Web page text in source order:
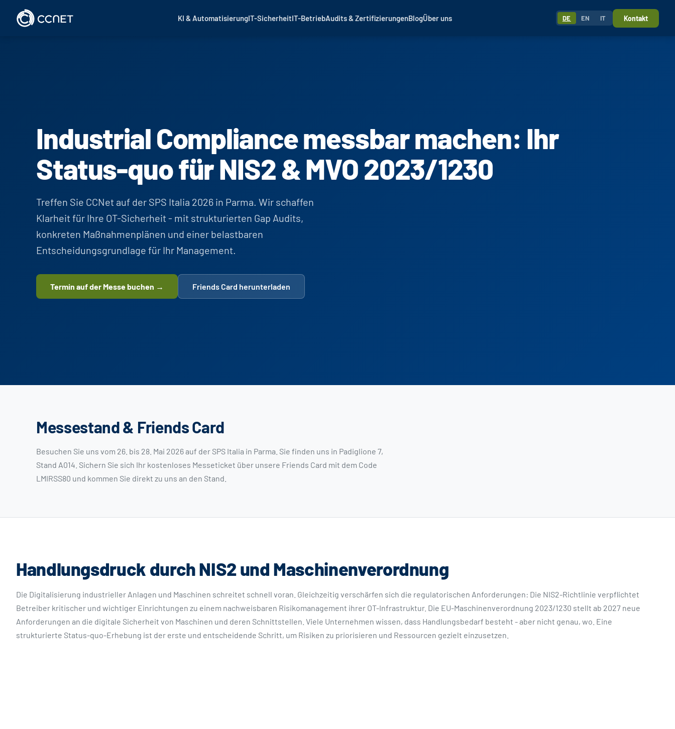
KI & AutomatisierungIT-SicherheitIT-BetriebAudits & ZertifizierungenBlogÜber uns DE EN IT Kontakt
Industrial Compliance messbar machen: Ihr
Status-quo für NIS2 & MVO 2023/1230
Treffen Sie CCNet auf der SPS Italia 2026 in Parma. Wir schaffen
Klarheit für Ihre OT-Sicherheit - mit strukturierten Gap Audits,
konkreten Maßnahmenplänen und einer belastbaren
Entscheidungsgrundlage für Ihr Management.
Termin auf der Messe buchen → Friends Card herunterladen
Messestand & Friends Card
Besuchen Sie uns vom 26. bis 28. Mai 2026 auf der SPS Italia in Parma. Sie finden uns in Padiglione 7,
Stand A014. Sichern Sie sich Ihr kostenloses Messeticket über unsere Friends Card mit dem Code
LMIRSS80 und kommen Sie direkt zu uns an den Stand.
Handlungsdruck durch NIS2 und Maschinenverordnung
Die Digitalisierung industrieller Anlagen und Maschinen schreitet schnell voran. Gleichzeitig verschärfen sich die regulatorischen Anforderungen: Die NIS2-Richtlinie verpflichtet
Betreiber kritischer und wichtiger Einrichtungen zu einem nachweisbaren Risikomanagement ihrer OT-Infrastruktur. Die EU-Maschinenverordnung 2023/1230 stellt ab 2027 neue
Anforderungen an die digitale Sicherheit von Maschinen und deren Schnittstellen. Viele Unternehmen wissen, dass Handlungsbedarf besteht - aber nicht genau, wo. Eine
strukturierte Status-quo-Erhebung ist der erste und entscheidende Schritt, um Risiken zu priorisieren und Ressourcen gezielt einzusetzen.